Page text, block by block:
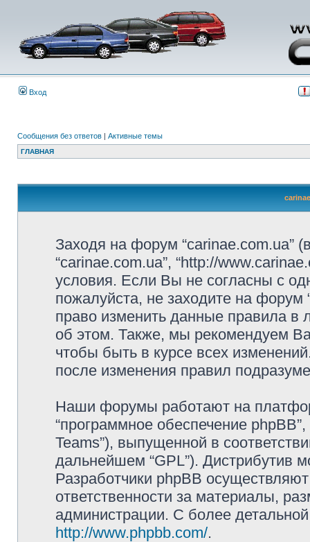
Вход
Сообщения без ответов | Активные темы
ГЛАВНАЯ
Заходя на форум
“carinae.com.ua”, “http://
условия. Если Вы не согласны с
пожалуйста, не заходите на
право изменить данные правила в
об этом. Также, мы рекомендуем
чтобы быть в курсе всех
после изменения правил
Наши форумы работают на
“программное обеспечение
Teams”), выпущенной в
дальнейшем “GPL”). Дистрибутив
Разработчики phpBB
ответственности за материалы,
администрации. С более
http://www.phpbb.com/.